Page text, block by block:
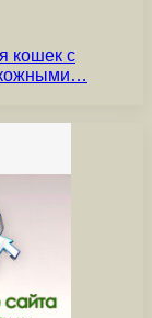
кошек с